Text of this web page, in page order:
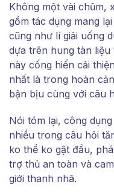
Không một vài chũm,
gồm tác dụng mang
cũng như lí giải uống
dựa trên hung tàn
này cống hiến cải
nhất là trong hoàn
bận bịu cùng với câu
Nói tóm lại, công
nhiều trong câu hỏi
ko thể ko gật đầu,
trợ thủ an toàn và
giới thanh nhã.